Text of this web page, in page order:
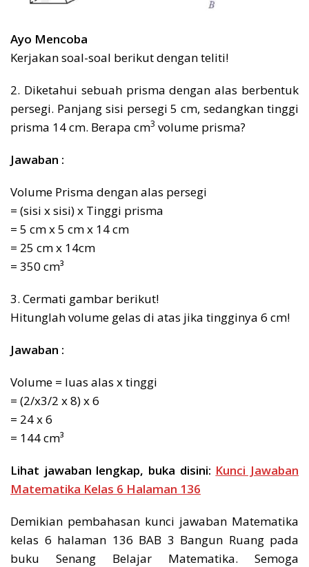
Ayo Mencoba
Kerjakan soal-soal berikut dengan teliti!
2. Diketahui sebuah prisma dengan alas berbentuk
persegi. Panjang sisi persegi 5 cm, sedangkan tinggi
prisma 14 cm. Berapa cm3 volume prisma?
Jawaban :
Volume Prisma dengan alas persegi
= (sisi x sisi) x Tinggi prisma
= 5 cm x 5 cm x 14 cm
= 25 cm x 14cm
= 350 cm³
3. Cermati gambar berikut!
Hitunglah volume gelas di atas jika tingginya 6 cm!
Jawaban :
Volume = luas alas x tinggi
= (2/x3/2 x 8) x 6
= 24 x 6
= 144 cm³
Lihat jawaban lengkap, buka disini: Kunci Jawaban
Matematika Kelas 6 Halaman 136
Demikian pembahasan kunci jawaban Matematika
kelas 6 halaman 136 BAB 3 Bangun Ruang pada
buku Senang Belajar Matematika. Semoga